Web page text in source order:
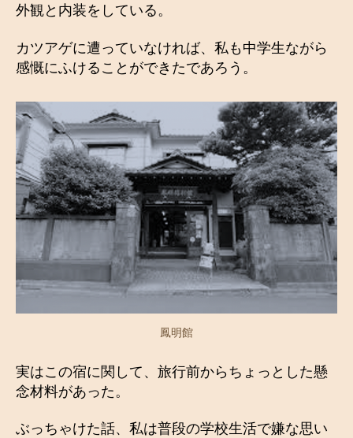
外観と内装をしている。
カツアゲに遭っていなければ、私も中学生ながら
感慨にふけることができたであろう。
鳳明館
実はこの宿に関して、旅行前からちょっとした懸
念材料があった。
ぶっちゃけた話、私は普段の学校生活で嫌な思い